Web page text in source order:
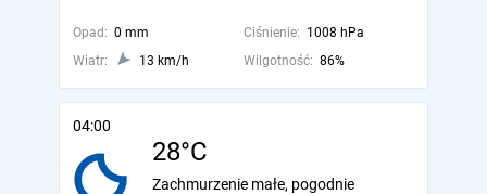
Opad: 0 mm Ciśnienie: 1008 hPa
Wiatr:
13 km/h Wilgotność: 86%
04:00
28°C
Zachmurzenie małe, pogodnie